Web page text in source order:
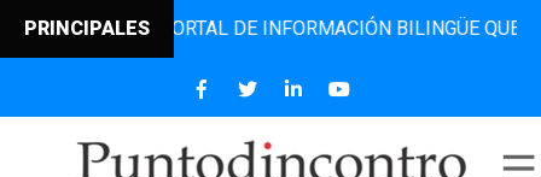
PRINCIPALES
PORTAL DE INFORMACIÓN BILINGÜE QUE DESDE 2006